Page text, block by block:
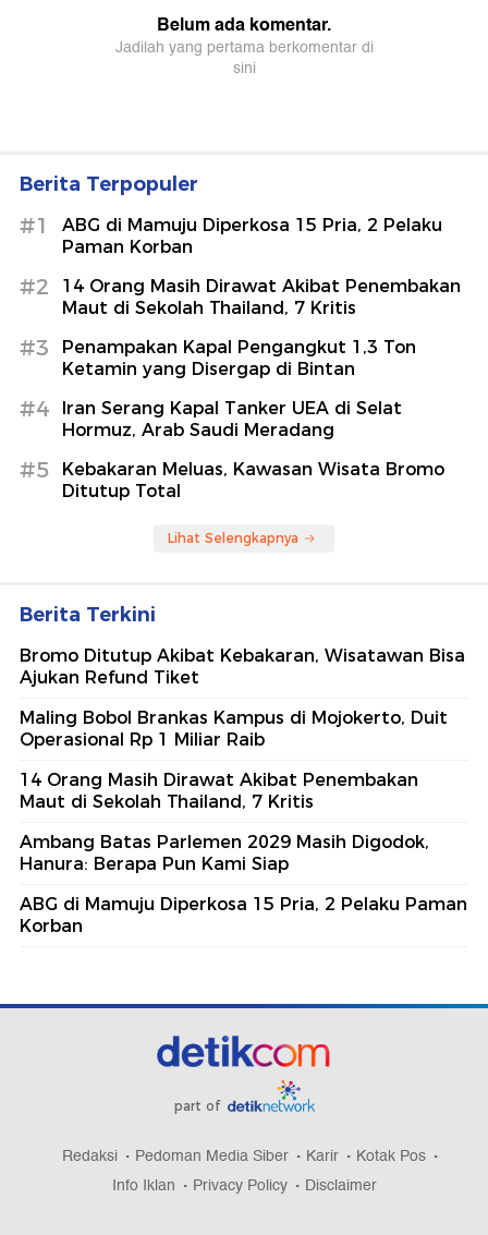
Berita Terpopuler
#1
ABG di Mamuju Diperkosa 15 Pria, 2 Pelaku
Paman Korban
#2
14 Orang Masih Dirawat Akibat Penembakan
Maut di Sekolah Thailand, 7 Kritis
#3
Penampakan Kapal Pengangkut 1,3 Ton
Ketamin yang Disergap di Bintan
#4
Iran Serang Kapal Tanker UEA di Selat
Hormuz, Arab Saudi Meradang
#5
Kebakaran Meluas, Kawasan Wisata Bromo
Ditutup Total
Lihat Selengkapnya
Berita Terkini
Bromo Ditutup Akibat Kebakaran, Wisatawan Bisa
Ajukan Refund Tiket
Maling Bobol Brankas Kampus di Mojokerto, Duit
Operasional Rp 1 Miliar Raib
14 Orang Masih Dirawat Akibat Penembakan
Maut di Sekolah Thailand, 7 Kritis
Ambang Batas Parlemen 2029 Masih Digodok,
Hanura: Berapa Pun Kami Siap
ABG di Mamuju Diperkosa 15 Pria, 2 Pelaku Paman
Korban
part of
Redaksi Pedoman Media Siber Karir
Kotak Pos
Info Iklan
Privacy Policy Disclaimer